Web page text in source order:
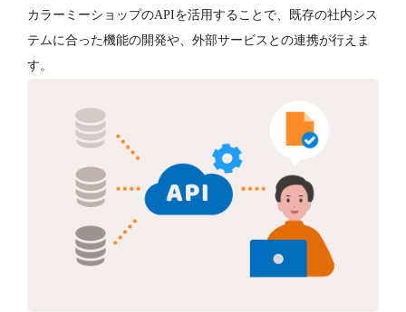
カラーミーショップのAPIを活用することで、既存の社内シス
テムに合った機能の開発や、外部サービスとの連携が行えま
す。